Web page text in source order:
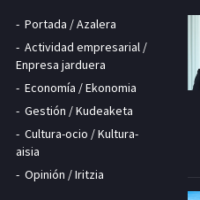
Portada / Azalera
Actividad empresarial /
Enpresa jarduera
Economía / Ekonomia
Gestión / Kudeaketa
Cultura-ocio / Kultura-
aisia
Opinión / Iritzia